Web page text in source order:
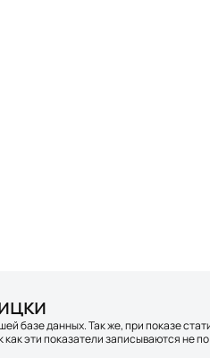
базе данных. Так же, при показе
эти показатели записываются не